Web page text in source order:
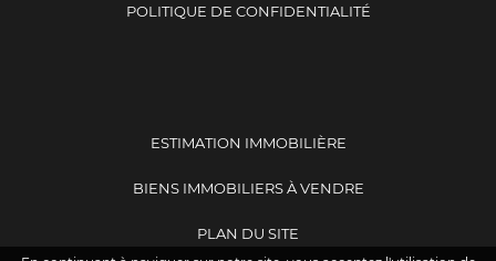
POLITIQUE DE CONFIDENTIALITÉ
ESTIMATION IMMOBILIÈRE
BIENS IMMOBILIERS À VENDRE
PLAN DU SITE